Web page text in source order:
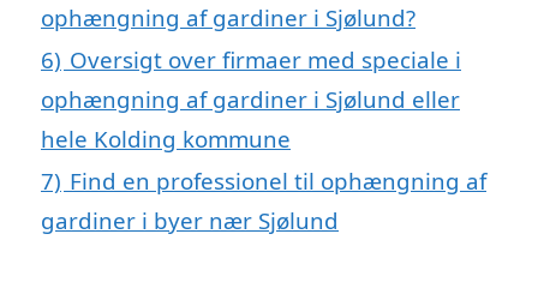
ophængning af gardiner i Sjølund?
6) Oversigt over firmaer med speciale i
ophængning af gardiner i Sjølund eller
hele Kolding kommune
7) Find en professionel til ophængning af
gardiner i byer nær Sjølund